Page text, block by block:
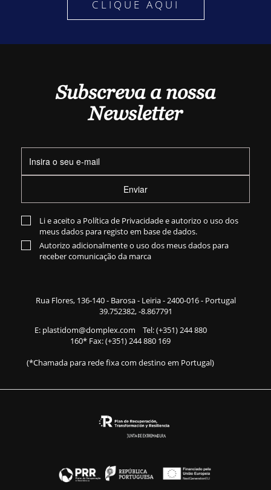
CLIQUE AQUI
Subscreva a nossa
Newsletter
Enviar
Li e aceito a Política de Privacidadee autorizo o uso dos
meus dados para registo em base de dados.
Autorizo adicionalmente o uso dos meus dados para
receber comunicação da marca
Rua Flores, 136-140- Barosa - Leiria - 2400-016 - Portugal
39.752382, -8.867791
E: plastidom@domplex.com Tel:(+351) 244 880
160* Fax: (+351) 244 880 169
(*Chamada para rede fixa com destino em Portugal)